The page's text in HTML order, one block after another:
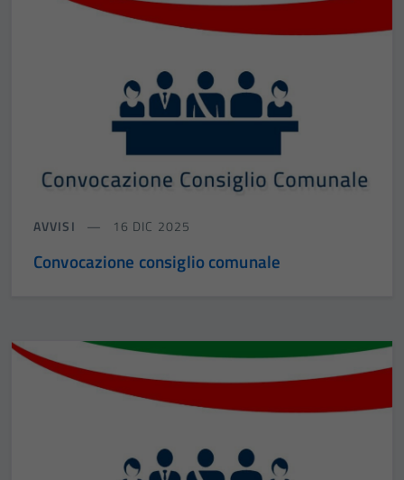
AVVISI 16 DIC 2025
Convocazione consiglio comunale